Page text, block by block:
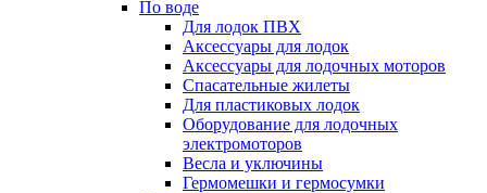
По воде
Для лодок ПВХ
Аксессуары для лодок
Аксессуары для лодочных моторов
Спасательные жилеты
Для пластиковых лодок
Оборудование для лодочных
электромоторов
Весла и уключины
Гермомешки и гермосумки